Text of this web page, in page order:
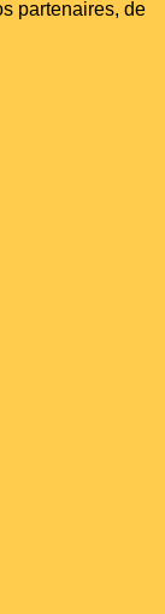
partenaires, de